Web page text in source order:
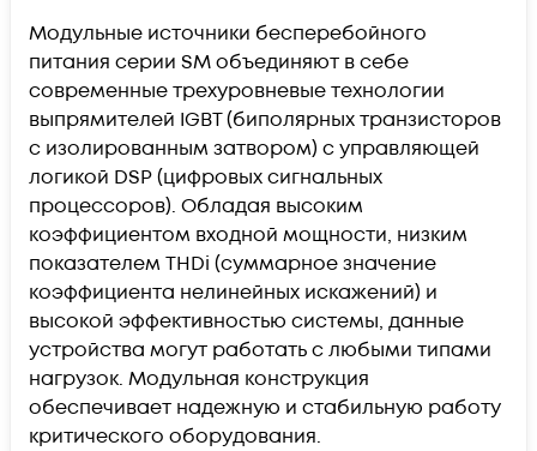
Модульные источники бесперебойного
питания серии SM объединяют в себе
современные трехуровневые технологии
выпрямителей IGBT (биполярных транзисторов
с изолированным затвором) с управляющей
логикой DSP (цифровых сигнальных
процессоров). Обладая высоким
коэффициентом входной мощности, низким
показателем THDi (суммарное значение
коэффициента нелинейных искажений) и
высокой эффективностью системы, данные
устройства могут работать с любыми типами
нагрузок. Модульная конструкция
обеспечивает надежную и стабильную работу
критического оборудования.